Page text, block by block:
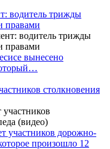
водитель трижды
правами
вынесено
столкновения
участников дорожно-
произошло 12